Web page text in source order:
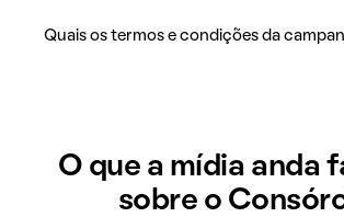
Quais os termos e condições da
O que a mídia anda
sobre o